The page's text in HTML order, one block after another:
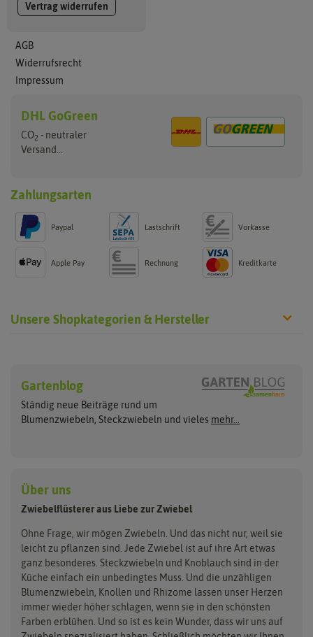
Vertrag widerrufen
AGB
Widerrufsrecht
Impressum
DHL GoGreen
CO2 - neutraler
Versand...
Zahlungsarten
Paypal Lastschrift Vorkasse
Apple Pay Rechnung Kreditkarte
Unsere Shopkategorien & Hersteller
Gelbe Steckzwiebeln
Weiße Steckzwiebeln
Rote Steckzwiebeln
Steckzwiebelmischungen
Sommerblüher
Blumenzwiebelmischungen
Flortus
Dürr Samen
Quedlinburger Saatgut
Holland Park
ReinSaat
Kent & Stowe
Flora Elite
Samen Pfann
Flora Fantastica
Gartenblog
Ständig neue Beiträge rund um
Blumenzwiebeln, Steckzwiebeln und vieles mehr...
Über uns
Zwiebelflüsterer aus Liebe zur Zwiebel
Ohne Frage, wir mögen Zwiebeln. Und das nicht nur, weil sie
leicht zu pflanzen sind. Jede Zwiebel ist auf ihre Art etwas
ganz besonderes. Steckzwiebeln und Knoblauch sind in der
Küche einfach ein unbedingtes Muss. Und die unzähligen
Blumenzwiebeln, Knollen und Rhizome lassen unser Herzen
immer wieder höher schlagen, wenn sie in den schönsten
Farben erblühen. Und so ist es kein Wunder, dass wir uns auf